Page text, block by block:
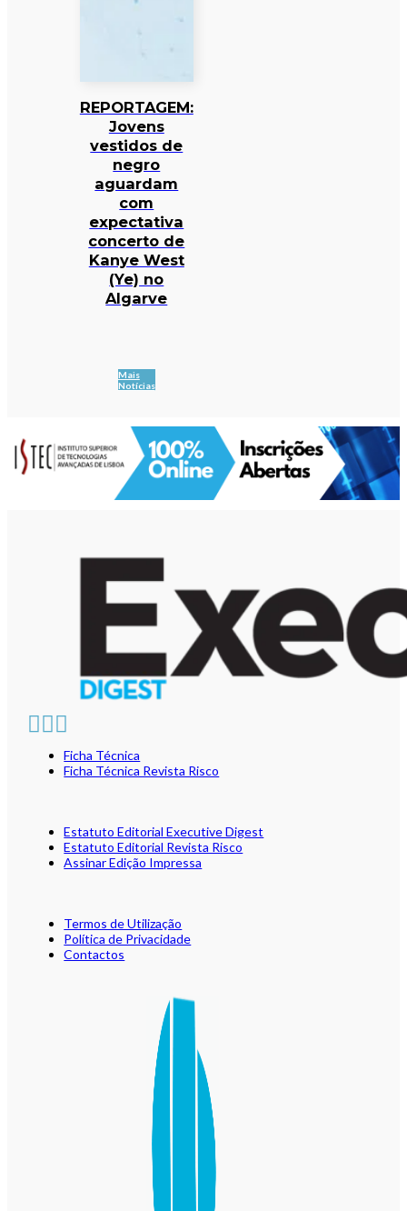
REPORTAGEM:
Jovens
vestidos de
negro
aguardam
com
expectativa
concerto de
Kanye West
(Ye) no
Algarve
Mais
Notícias
Ficha Técnica
Ficha Técnica Revista Risco
Estatuto Editorial Executive Digest
Estatuto Editorial Revista Risco
Assinar Edição Impressa
Termos de Utilização
Política de Privacidade
Contactos